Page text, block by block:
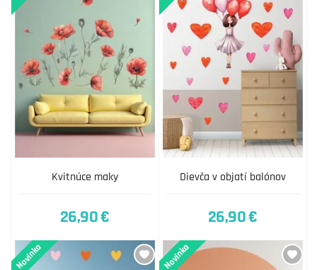
Kvitnúce maky
26,90 €
Dievča v objatí balónov
26,90 €
Novinka Novinka